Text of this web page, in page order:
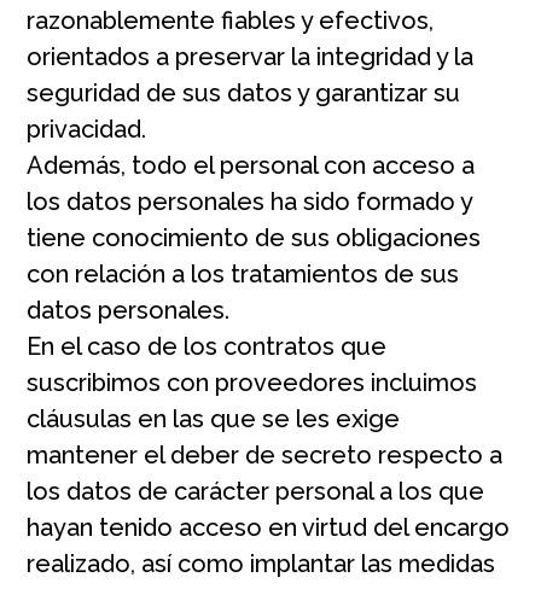
razonablemente fiables y efectivos,
orientados a preservar la integridad y la
seguridad de sus datos y garantizar su
privacidad.
Además, todo el personal con acceso a
los datos personales ha sido formado y
tiene conocimiento de sus obligaciones
con relación a los tratamientos de sus
datos personales.
En el caso de los contratos que
suscribimos con proveedores incluimos
cláusulas en las que se les exige
mantener el deber de secreto respecto a
los datos de carácter personal a los que
hayan tenido acceso en virtud del encargo
realizado, así como implantar las medidas